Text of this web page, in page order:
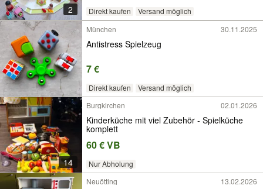
2 Direkt kaufen
Versand möglich
München
30.11.2025
Antistress Spielzeug
7 €
Direkt kaufen Versand möglich
14
Burgkirchen 02.01.2026
Kinderküche mit viel Zubehör - Spielküche
komplett
60 € VB
Nur Abholung
Neuötting 13.02.2026